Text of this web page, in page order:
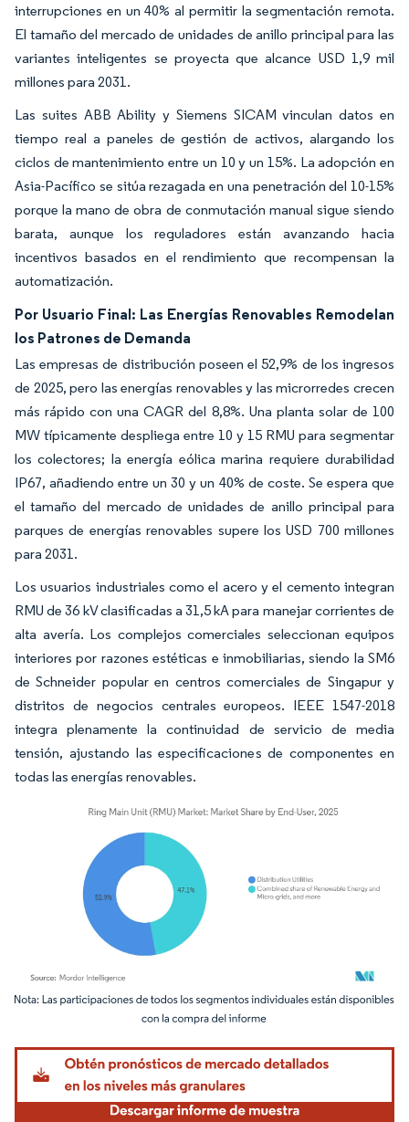
interrupciones en un 40% al permitir la segmentación remota.
El tamaño del mercado de unidades de anillo principal para las
variantes inteligentes se proyecta que alcance USD 1,9 mil
millones para 2031.
Las suites ABB Ability y Siemens SICAM vinculan datos en
tiempo real a paneles de gestión de activos, alargando los
ciclos de mantenimiento entre un 10 y un 15%. La adopción en
Asia-Pacífico se sitúa rezagada en una penetración del 10-15%
porque la mano de obra de conmutación manual sigue siendo
barata, aunque los reguladores están avanzando hacia
incentivos basados en el rendimiento que recompensan la
automatización.
Por Usuario Final: Las Energías Renovables Remodelan
los Patrones de Demanda
Las empresas de distribución poseen el 52,9% de los ingresos
de 2025, pero las energías renovables y las microrredes crecen
más rápido con una CAGR del 8,8%. Una planta solar de 100
MW típicamente despliega entre 10 y 15 RMU para segmentar
los colectores; la energía eólica marina requiere durabilidad
IP67, añadiendo entre un 30 y un 40% de coste. Se espera que
el tamaño del mercado de unidades de anillo principal para
parques de energías renovables supere los USD 700 millones
para 2031.
Los usuarios industriales como el acero y el cemento integran
RMU de 36 kV clasificadas a 31,5 kA para manejar corrientes de
alta avería. Los complejos comerciales seleccionan equipos
interiores por razones estéticas e inmobiliarias, siendo la SM6
de Schneider popular en centros comerciales de Singapur y
distritos de negocios centrales europeos. IEEE 1547-2018
integra plenamente la continuidad de servicio de media
tensión, ajustando las especificaciones de componentes en
todas las energías renovables.
Imagen © Mordor Intelligence. El uso requiere atribución según CC BY 4.0.